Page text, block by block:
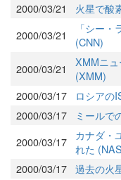
2000/03/21
火星で酸
2000/03/21
「シー
(CNN)
2000/03/21
XMMニ
(XMM)
2000/03/17
ロシアの
2000/03/17
ミールで
2000/03/17
カナダ・
れた
2000/03/17 過去の火